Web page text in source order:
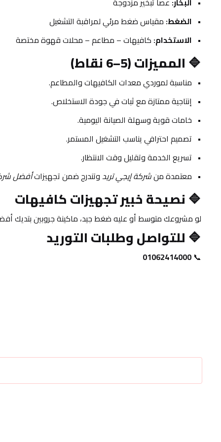
الضغط: مقياس ضغط مرئي لمراقبة التشغيل
الاستخدام: كافيهات – مطاعم – محلات قهوة مختصة
🔷 المميزات (5–6 نقاط)
مناسبة لموردي معدات الكافيهات والمطاعم.
إنتاجية ممتازة مع ثبات في جودة الاستخلاص.
خامات قوية وسهلة الصيانة اليومية.
تصميم احترافي يناسب التشغيل المستمر.
تسريع الخدمة وتقليل وقت الانتظار.
معتمدة من شركة إيجي تريد وتندرج ضمن تجهيزات أفضل
🔷 نصيحة خبير تجهيزات كافيهات
لو مشروعك متوسط أو عليه ضغط جيد، ماكينة جروبين بتديك
🔷 للتواصل وطلبات التوريد
📞
01062414000